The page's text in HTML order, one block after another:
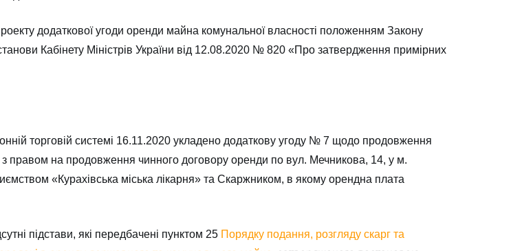
додаткової угоди оренди майна комунальної власності положенням Закону
Кабінету Міністрів України від 12.08.2020 № 820 «Про затвердження примірних
торговій системі 16.11.2020 укладено додаткову угоду № 7 щодо продовження
правом на продовження чинного договору оренди по вул. Мечникова, 14, у м.
«Курахівська міська лікарня» та Скаржником, в якому орендна плата
підстави, які передбачені пунктом 25 Порядку подання, розгляду скарг та